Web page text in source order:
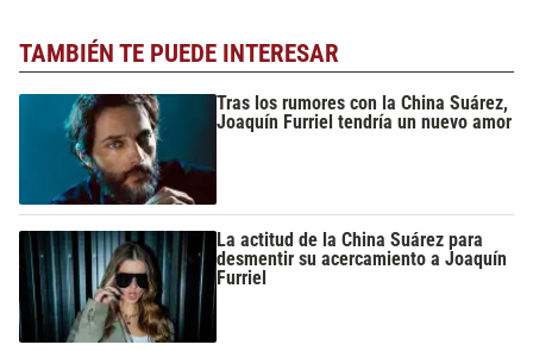
TAMBIÉN TE PUEDE INTERESAR
Tras los rumores con la China Suárez,
Joaquín Furriel tendría un nuevo amor
La actitud de la China Suárez para
desmentir su acercamiento a Joaquín
Furriel